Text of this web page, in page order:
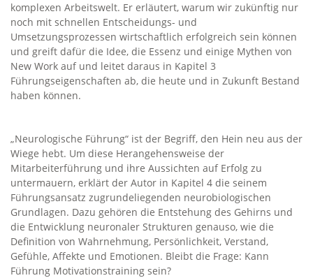
komplexen Arbeitswelt. Er erläutert, warum wir zukünftig nur
noch mit schnellen Entscheidungs- und
Umsetzungsprozessen wirtschaftlich erfolgreich sein können
und greift dafür die Idee, die Essenz und einige Mythen von
New Work auf und leitet daraus in Kapitel 3
Führungseigenschaften ab, die heute und in Zukunft Bestand
haben können.
„Neurologische Führung“ ist der Begriff, den Hein neu aus der
Wiege hebt. Um diese Herangehensweise der
Mitarbeiterführung und ihre Aussichten auf Erfolg zu
untermauern, erklärt der Autor in Kapitel 4 die seinem
Führungsansatz zugrundeliegenden neurobiologischen
Grundlagen. Dazu gehören die Entstehung des Gehirns und
die Entwicklung neuronaler Strukturen genauso, wie die
Definition von Wahrnehmung, Persönlichkeit, Verstand,
Gefühle, Affekte und Emotionen. Bleibt die Frage: Kann
Führung Motivationstraining sein?